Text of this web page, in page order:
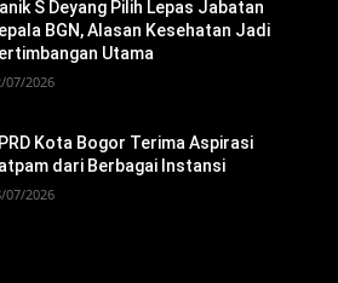
S Deyang Pilih Lepas Jabatan
BGN, Alasan Kesehatan Jadi
Utama
07/2026
Kota Bogor Terima Aspirasi
dari Berbagai Instansi
07/2026